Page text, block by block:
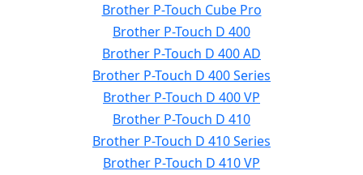
Brother P-Touch Cube Pro
Brother P-Touch D 400
Brother P-Touch D 400 AD
Brother P-Touch D 400 Series
Brother P-Touch D 400 VP
Brother P-Touch D 410
Brother P-Touch D 410 Series
Brother P-Touch D 410 VP